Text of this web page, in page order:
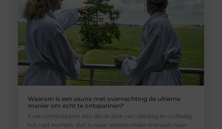
Waarom is een sauna met overnachting de ultieme
manier om echt te ontspannen?
Even ontsnappen aan de drukte van alledag en volledig
tot rust komen, dat is waar steeds meer mensen naar